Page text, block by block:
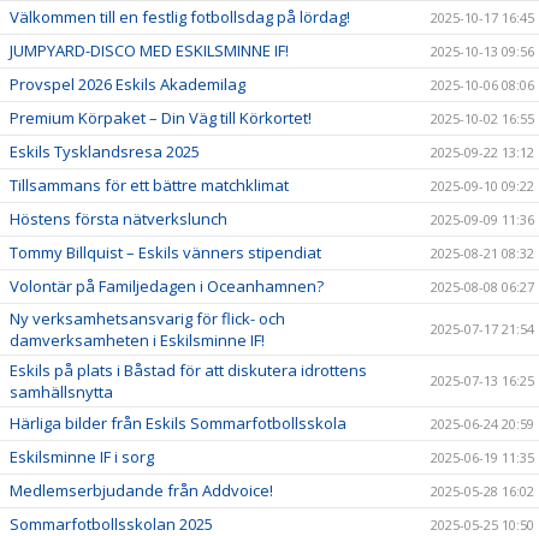
Välkommen till en festlig fotbollsdag på lördag! 2025-10-17 16:45
JUMPYARD-DISCO MED ESKILSMINNE IF! 2025-10-13 09:56
Provspel 2026 Eskils Akademilag 2025-10-06 08:06
Premium Körpaket – Din Väg till Körkortet! 2025-10-02 16:55
Eskils Tysklandsresa 2025 2025-09-22 13:12
Tillsammans för ett bättre matchklimat 2025-09-10 09:22
Höstens första nätverkslunch 2025-09-09 11:36
Tommy Billquist – Eskils vänners stipendiat 2025-08-21 08:32
Volontär på Familjedagen i Oceanhamnen? 2025-08-08 06:27
Ny verksamhetsansvarig för flick- och
damverksamheten i Eskilsminne IF!
2025-07-17 21:54
Eskils på plats i Båstad för att diskutera idrottens
samhällsnytta
2025-07-13 16:25
Härliga bilder från Eskils Sommarfotbollsskola 2025-06-24 20:59
Eskilsminne IF i sorg 2025-06-19 11:35
Medlemserbjudande från Addvoice! 2025-05-28 16:02
Sommarfotbollsskolan 2025 2025-05-25 10:50